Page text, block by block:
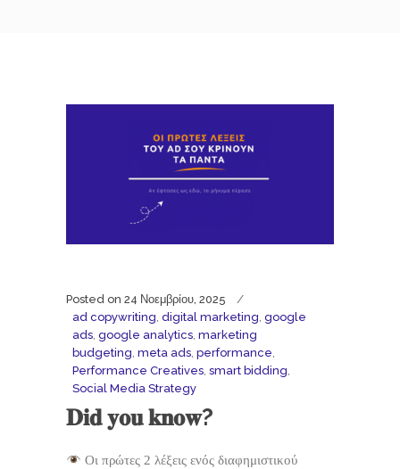
Posted on 24 Νοεμβρίου, 2025
ad copywriting, digital marketing, google
ads, google analytics, marketing
budgeting, meta ads, performance,
Performance Creatives, smart bidding,
Social Media Strategy
𝐃𝐢𝐝 𝐲𝐨𝐮 𝐤𝐧𝐨𝐰?
Οι πρώτες 2 λέξεις ενός διαφημιστικού